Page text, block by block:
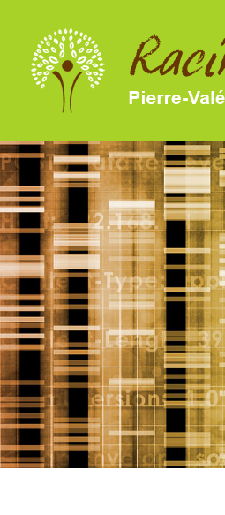
SKIP TO MAIN CONTENT